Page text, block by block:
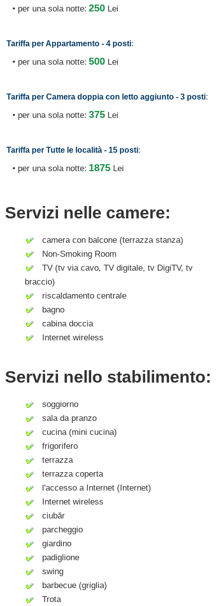
• per una sola notte: 250 Lei
Tariffa per Appartamento - 4 posti:
• per una sola notte: 500 Lei
Tariffa per Camera doppia con letto aggiunto - 3 posti:
• per una sola notte: 375 Lei
Tariffa per Tutte le località - 15 posti:
• per una sola notte: 1875 Lei
Servizi nelle camere:
camera con balcone (terrazza stanza)
Non-Smoking Room
TV (tv via cavo, TV digitale, tv DigiTV, tv
braccio)
riscaldamento centrale
bagno
cabina doccia
Internet wireless
Servizi nello stabilimento:
soggiorno
sala da pranzo
cucina (mini cucina)
frigorifero
terrazza
terrazza coperta
l'accesso a Internet (Internet)
Internet wireless
ciubăr
parcheggio
giardino
padiglione
swing
barbecue (griglia)
Trota